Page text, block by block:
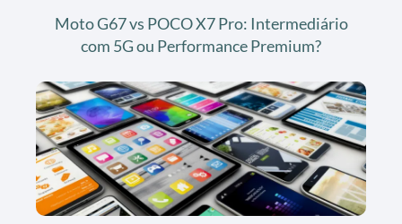
Moto G67 vs POCO X7 Pro: Intermediário
com 5G ou Performance Premium?